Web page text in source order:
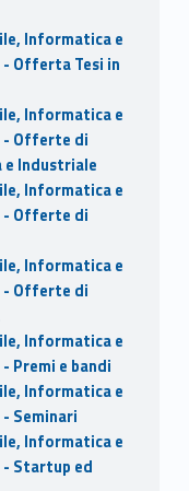
Informatica e
Offerta Tesi in
Informatica e
- Offerte di
e Industriale
Informatica e
- Offerte di
Informatica e
- Offerte di
Informatica e
Premi e bandi
Informatica e
Seminari
Informatica e
- Startup ed